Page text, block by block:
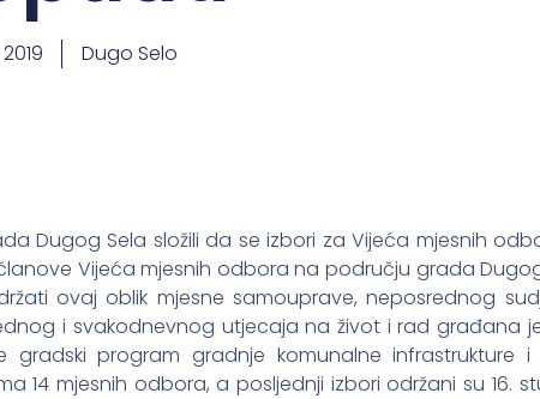
Dugo Selo
Dugog Sela složili da se izbori za Vijeća mjesnih
Vijeća mjesnih odbora na području grada
ovaj oblik mjesne samouprave, neposrednog
i svakodnevnog utjecaja na život i rad građana
program gradnje komunalne infrastrukture i
14 mjesnih odbora, a posljednji izbori održani su 16.